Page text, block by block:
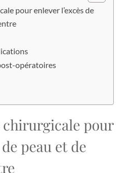
pour enlever l’excès de
opératoires
chirurgicale pour
peau et de